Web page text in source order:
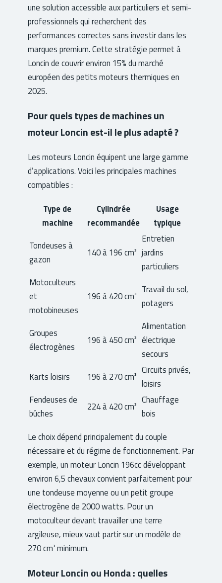
une solution accessible aux particuliers et semi-
professionnels qui recherchent des
performances correctes sans investir dans les
marques premium. Cette stratégie permet à
Loncin de couvrir environ 15% du marché
européen des petits moteurs thermiques en
2025.
Pour quels types de machines un
moteur Loncin est-il le plus adapté ?
Les moteurs Loncin équipent une large gamme
d’applications. Voici les principales machines
compatibles :
Type de
machine
Cylindrée
recommandée
Usage
typique
Tondeuses à
gazon
140 à 196 cm³
Entretien
jardins
particuliers
Motoculteurs
et
motobineuses
196 à 420 cm³
Travail du sol,
potagers
Groupes
électrogènes
196 à 450 cm³
Alimentation
électrique
secours
Karts loisirs
196 à 270 cm³
Circuits privés,
loisirs
Fendeuses de
bûches
224 à 420 cm³
Chauffage
bois
Le choix dépend principalement du couple
nécessaire et du régime de fonctionnement. Par
exemple, un moteur Loncin 196cc développant
environ 6,5 chevaux convient parfaitement pour
une tondeuse moyenne ou un petit groupe
électrogène de 2000 watts. Pour un
motoculteur devant travailler une terre
argileuse, mieux vaut partir sur un modèle de
270 cm³ minimum.
Moteur Loncin ou Honda : quelles